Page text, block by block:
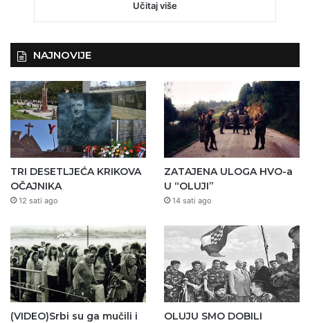
Učitaj više
NAJNOVIJE
TRI DESETLJEĆA KRIKOVA
OČAJNIKA
12 sati ago
ZATAJENA ULOGA HVO-a
U “OLUJI”
14 sati ago
(VIDEO)Srbi su ga mučili i
OLUJU SMO DOBILI